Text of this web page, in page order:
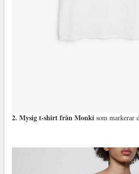
2. Mysig t-shirt från Monki som markerar